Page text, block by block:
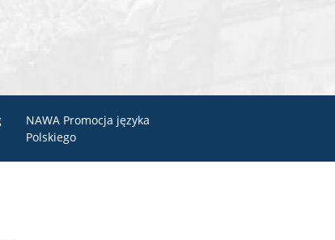
NAWA Promocja języka
Polskiego